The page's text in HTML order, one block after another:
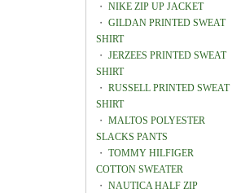
・ NIKE ZIP UP JACKET
・ GILDAN PRINTED SWEAT
SHIRT
・ JERZEES PRINTED SWEAT
SHIRT
・ RUSSELL PRINTED SWEAT
SHIRT
・ MALTOS POLYESTER
SLACKS PANTS
・ TOMMY HILFIGER
COTTON SWEATER
・ NAUTICA HALF ZIP